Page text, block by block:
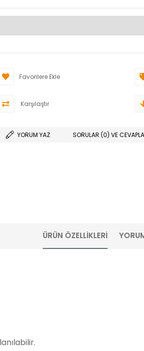
Favorilere Ekle
Karşılaştır
YORUM YAZ SORULAR (0) VE
ÜRÜN ÖZELLIKLERI